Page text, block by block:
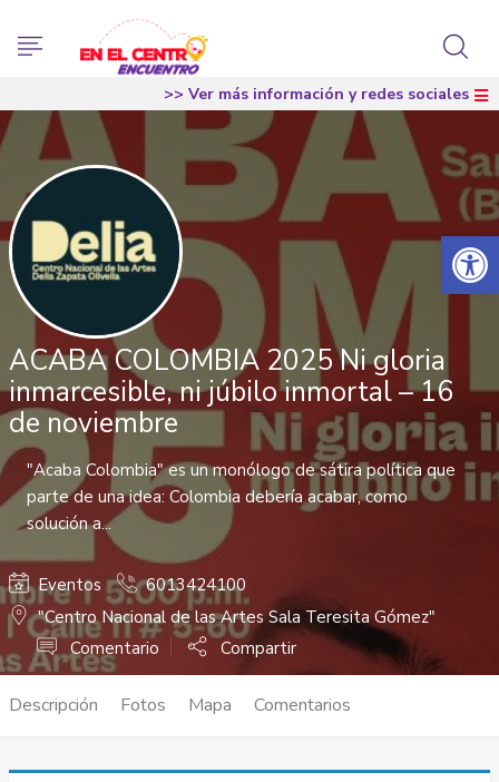
Abrir
>> Ver más información y redes sociales
ACABA COLOMBIA 2025 Ni gloria
inmarcesible, ni júbilo inmortal – 16
de noviembre
"Acaba Colombia" es un monólogo de sátira política que
parte de una idea: Colombia debería acabar, como
solución a...
Eventos
6013424100
"Centro Nacional de las Artes Sala Teresita Gómez"
Comentario
Compartir
Descripción Fotos Mapa Comentarios